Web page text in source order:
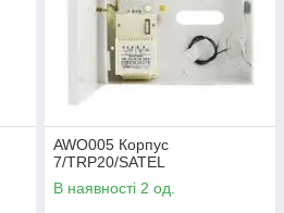
AWO005 Корпус
7/TRP20/SATEL
В наявності 2 од.